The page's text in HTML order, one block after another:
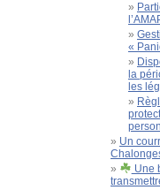
«
la
les
Un
Une